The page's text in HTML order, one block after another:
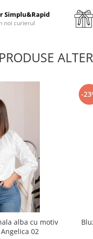
Simplu&Rapid
noi curierul
PRODUSE
alba cu motiv
02
-